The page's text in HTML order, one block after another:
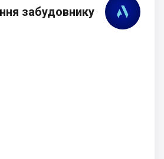
забудовнику